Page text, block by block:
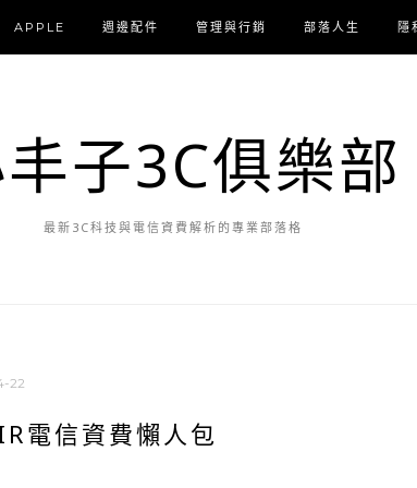
APPLE 週邊配件 管理與行銷 部落人生 隱
子3C俱樂部
最新3C科技與電信資費解析的專業部落格
22
電信資費懶人包